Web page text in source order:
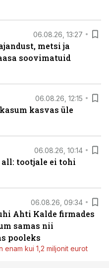
06.08.26, 13:27
metsi ja
soovimatuid
06.08.26, 12:15
kasvas üle
06.08.26, 10:14
tootjale ei tohi
06.08.26, 09:34
Ahti Kalde firmades
samas nii
pooleks
enam kui 1,2 miljonit eurot